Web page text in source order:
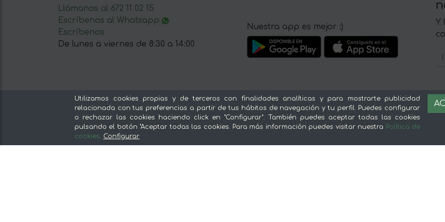
Llámanos al 672 11 02 15
Escríbenos al Whatsapp
Escríbenos
De lunes a viernes de 8:30 a 14:00
Nuestra app es mejor :)
Y
Nuestras secciones
Del productor, sin intermediarios
Tiendas Especializadas y Productos
Gourmet
Sobre mentta
Ventajas de comprar comida online en
Conoce mentta
Utilizamos cookies propias y de terceros con finalidades analíticas y para mostrarte publicidad
relacionada con tus preferencias a partir de tus hábitos de navegación y tu perfil. Puedes configurar
o rechazar las cookies haciendo click en "Configurar". También puedes aceptar todas las cookies
pulsando el botón "Aceptar todas las cookies. Para más información puedes visitar nuestra Política de
cookies. Configurar